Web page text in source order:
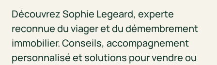
Découvrez Sophie Legeard, experte
reconnue du viager et du démembrement
immobilier. Conseils, accompagnement
personnalisé et solutions pour vendre ou